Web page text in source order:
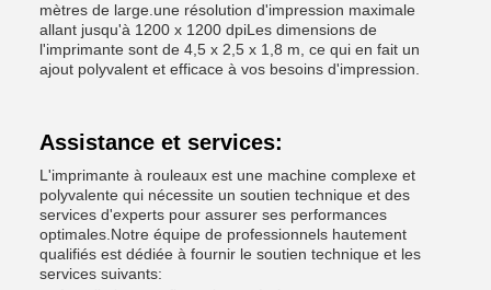
mètres de large.une résolution d'impression maximale
allant jusqu'à 1200 x 1200 dpiLes dimensions de
l'imprimante sont de 4,5 x 2,5 x 1,8 m, ce qui en fait un
ajout polyvalent et efficace à vos besoins d'impression.
Assistance et services:
L'imprimante à rouleaux est une machine complexe et
polyvalente qui nécessite un soutien technique et des
services d'experts pour assurer ses performances
optimales.Notre équipe de professionnels hautement
qualifiés est dédiée à fournir le soutien technique et les
services suivants: